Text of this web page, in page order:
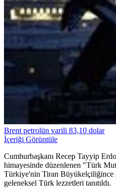
Brent petrolün varili 83,10 dolar
İçeriği Görüntüle
Cumhurbaşkanı Recep Tayyip
himayesinde düzenlenen "Türk
Türkiye'nin Tiran Büyükelçiliğince
geleneksel Türk lezzetleri tanıtıldı.